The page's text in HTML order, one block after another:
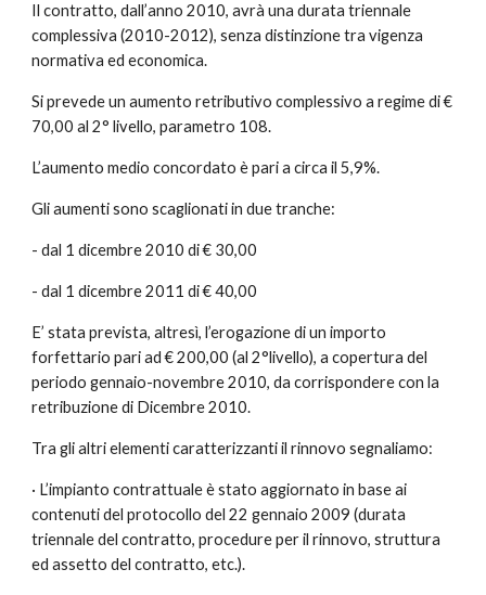
Il contratto, dall’anno 2010, avrà una durata triennale
complessiva (2010-2012), senza distinzione tra vigenza
normativa ed economica.
Si prevede un aumento retributivo complessivo a regime di €
70,00 al 2° livello, parametro 108.
L’aumento medio concordato è pari a circa il 5,9%.
Gli aumenti sono scaglionati in due tranche:
- dal 1 dicembre 2010 di € 30,00
- dal 1 dicembre 2011 di € 40,00
E’ stata prevista, altresì, l’erogazione di un importo
forfettario pari ad € 200,00 (al 2°livello), a copertura del
periodo gennaio-novembre 2010, da corrispondere con la
retribuzione di Dicembre 2010.
Tra gli altri elementi caratterizzanti il rinnovo segnaliamo:
· L’impianto contrattuale è stato aggiornato in base ai
contenuti del protocollo del 22 gennaio 2009 (durata
triennale del contratto, procedure per il rinnovo, struttura
ed assetto del contratto, etc.).